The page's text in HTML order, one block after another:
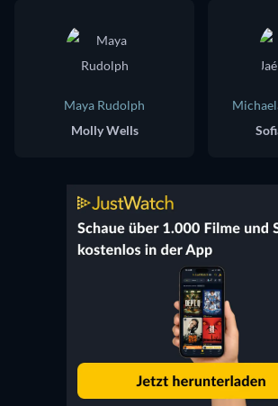
Maya Rudolph
Molly Wells